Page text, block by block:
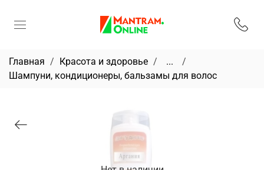
Главная Красота и здоровье
...
Шампуни, кондиционеры, бальзамы для волос